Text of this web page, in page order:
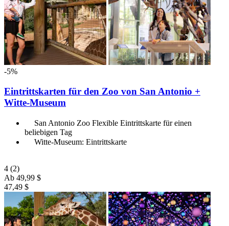
-5%
Eintrittskarten für den Zoo von San Antonio +
Witte-Museum
San Antonio Zoo Flexible Eintrittskarte für einen
beliebigen Tag
Witte-Museum: Eintrittskarte
4 (2)
Ab 49,99 $
47,49 $